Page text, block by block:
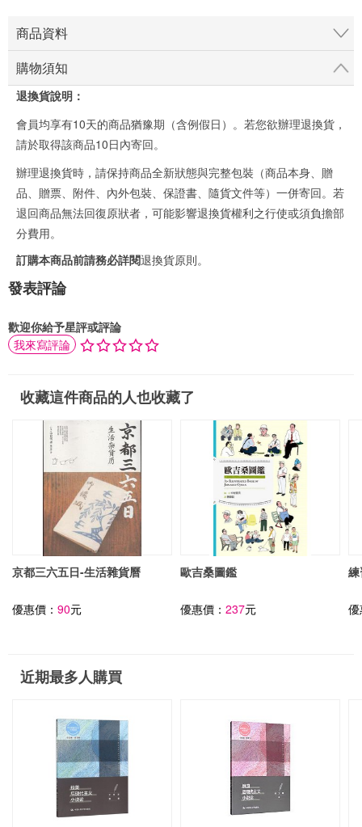
商品資料
購物須知
退換貨說明：
會員均享有10天的商品猶豫期（含例假日）。若您欲辦理退換貨，
請於取得該商品10日內寄回。
辦理退換貨時，請保持商品全新狀態與完整包裝（商品本身、贈
品、贈票、附件、內外包裝、保證書、隨貨文件等）一併寄回。若
退回商品無法回復原狀者，可能影響退換貨權利之行使或須負擔部
分費用。
訂購本商品前請務必詳閱退換貨原則。
發表評論
歡迎你給予星評或評論
我來寫評論
收藏這件商品的人也收藏了
京都三六五日-生活雜貨曆
優惠價： 90元
歐吉桑圖鑑
優惠價：237元
近期最多人購買